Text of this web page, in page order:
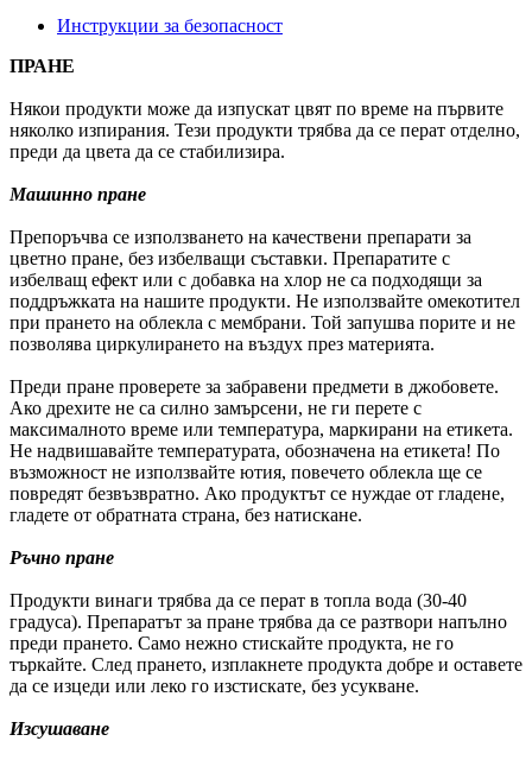
Инструкции за безопасност
ПРАНЕ
Някои продукти може да изпускат цвят по време на първите
няколко изпирания. Тези продукти трябва да се перат отделно,
преди да цвета да се стабилизира.
Машинно пране
Препоръчва се използването на качествени препарати за
цветно пране, без избелващи съставки. Препаратите с
избелващ ефект или с добавка на хлор не са подходящи за
поддръжката на нашите продукти. Не използвайте омекотител
при прането на облекла с мембрани. Той запушва порите и не
позволява циркулирането на въздух през материята.
Преди пране проверете за забравени предмети в джобовете.
Ако дрехите не са силно замърсени, не ги перете с
максималното време или температура, маркирани на етикета.
Не надвишавайте температурата, обозначена на етикета! По
възможност не използвайте ютия, повечето облекла ще се
повредят безвъзвратно. Ако продуктът се нуждае от гладене,
гладете от обратната страна, без натискане.
Ръчно пране
Продукти винаги трябва да се перат в топла вода (30-40
градуса). Препаратът за пране трябва да се разтвори напълно
преди прането. Само нежно стискайте продукта, не го
търкайте. След прането, изплакнете продукта добре и оставете
да се изцеди или леко го изстискате, без усукване.
Изсушаване